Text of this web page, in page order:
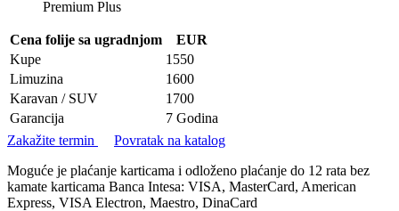
Premium Plus
Cena folije sa ugradnjom
EUR
Kupe
1550
Limuzina
1600
Karavan / SUV
1700
Garancija
7 Godina
Zakažite termin
Povratak na katalog
Moguće je plaćanje karticama i odloženo plaćanje do 12 rata bez
kamate karticama Banca Intesa: VISA, MasterCard, American
Express, VISA Electron, Maestro, DinaCard